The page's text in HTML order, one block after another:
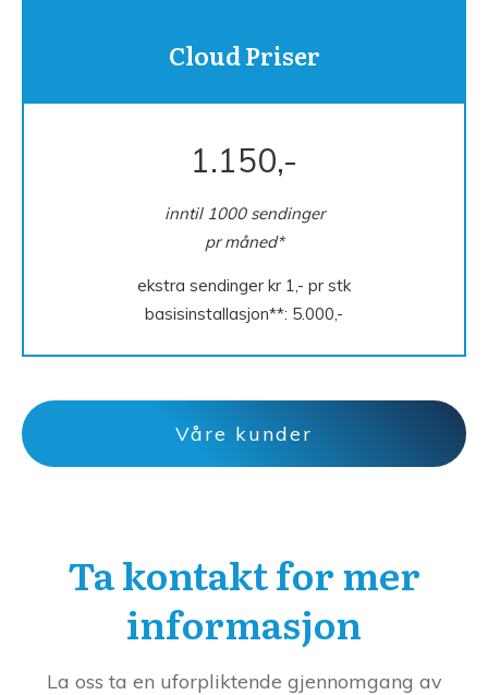
Cloud Priser
1.150,-
inntil 1000 sendinger
pr måned *
ekstra sendinger kr 1,- pr stk
basisinstallasjon**: 5.000,-
Våre kunder
Ta kontakt for mer
informasjon
La oss ta en uforpliktende gjennomgang av